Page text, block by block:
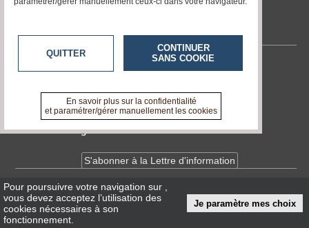
Blogs
Inscription
tvlocale.fr
Contactez-nous
A propos de tvlocale.fr
Devenir délégué
S'abonner à la Lettre d'information
InfosCNIL/RGPD
Conditions Générales d'Utilisation
Pour poursuivre votre navigation sur
vous devez acceptez l’utilisation des
cookies nécessaires à son
fonctionnement.
Je paramètre mes choix
QUITTER
CONTINUER
SANS COOKIE
En savoir plus sur la confidentialité
et paramétrer/gérer manuellement les cookies